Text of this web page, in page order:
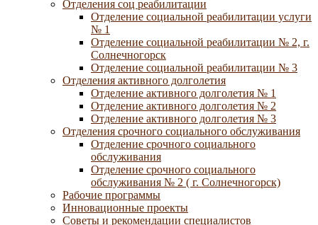
Отделения соц реабилитации
Отделение социальной реабилитации услуги
№ 1
Отделение социальной реабилитации № 2, г.
Солнечногорск
Отделение социальной реабилитации № 3
Отделения активного долголетия
Отделение активного долголетия № 1
Отделение активного долголетия № 2
Отделение активного долголетия № 3
Отделения срочного социального обслуживания
Отделение срочного социального
обслуживания
Отделение срочного социального
обслуживания № 2 ( г. Солнечногорск)
Рабочие программы
Инновационные проекты
Советы и рекомендации специалистов